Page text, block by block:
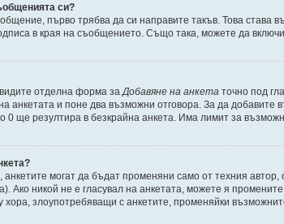
си?
първо трябва да си направите такъв. Това
в края на съобщението. Също така, можете да
отделна форма за Добавяне на анкета точно под
анкетата и поне два възможни отговора. За да добавите
0 ще резултира в безкрайна анкета. Има лимит за
могат да бъдат променяни само от техния
Ако никой не е гласувал на анкетата, можете я
злоупотребяващи с анкетите, променяйки